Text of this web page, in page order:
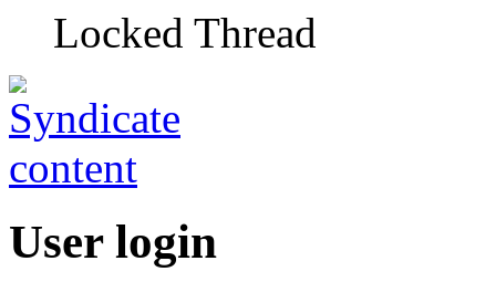
Locked Thread
User login